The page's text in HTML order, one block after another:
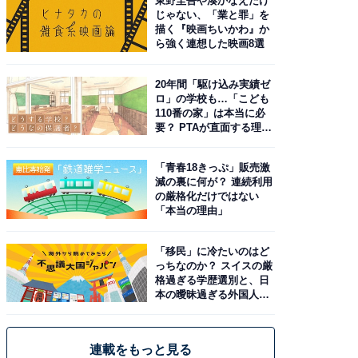
じゃない、「業と罪」を
描く『映画ちいかわ』か
ら強く連想した映画8選
20年間「駆け込み実績ゼ
ロ」の学校も…「こども
110番の家」は本当に必
要？ PTAが直面する理想
「青春18きっぷ」販売激
減の裏に何が？ 連続利用
の厳格化だけではない
「本当の理由」
「移民」に冷たいのはど
っちなのか？ スイスの厳
格過ぎる学歴選別と、日
本の曖昧過ぎる外国人政
連載をもっと見る